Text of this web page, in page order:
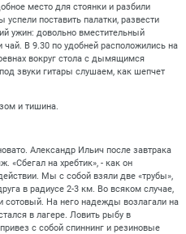
место для стоянки и разбили
поставить палатки, развести
ужин: довольно вместительный
чай. В 9.30 по удобней расположились на
вокруг стола с дымящимся
звуки гитары слушаем, как шепчет
и тишина.
Александр Ильич после завтрака
«Сбегал на хребтик», - как он
Мы с собой взяли две «трубы»,
в радиусе 2-3 км. Во всяком случае,
сотовый. На него надежды возлагали на
в лагере. Ловить рыбу в
с собой спиннинг и резиновые